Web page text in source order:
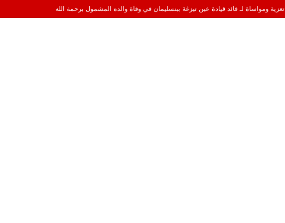
تعزية ومواساة لـ قائد قيادة عين تيزغة ببنسليمان في وفاة والده المشمول برحمة الله